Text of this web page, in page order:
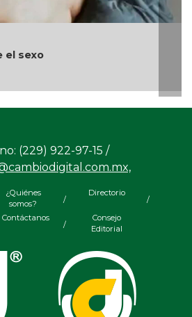
el sexo
(229) 922-97-15 /
¿Quiénes
somos?
/
Directorio
/
Contáctanos
/
Consejo
Editorial